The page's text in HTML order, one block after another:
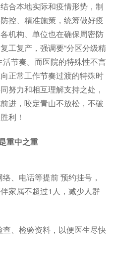
合本地实际和疫情形势，制
控、精准施策，统筹做好疫
机构、单位也在确保周密防
工复产，强调要“分区分级精
节奏。而医院的特殊性不言
正常工作节奏过渡的特殊时
努力和相互理解支持之处，
进，咬定青山不放松，不破
利！
重中之重
、电话等提前 预约挂号，
家属不超过1人，减少人群
、检验资料，以便医生尽快